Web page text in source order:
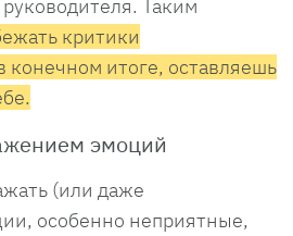
Таким
критики
конечном итоге, оставляешь
эмоций
(или даже
особенно неприятные,